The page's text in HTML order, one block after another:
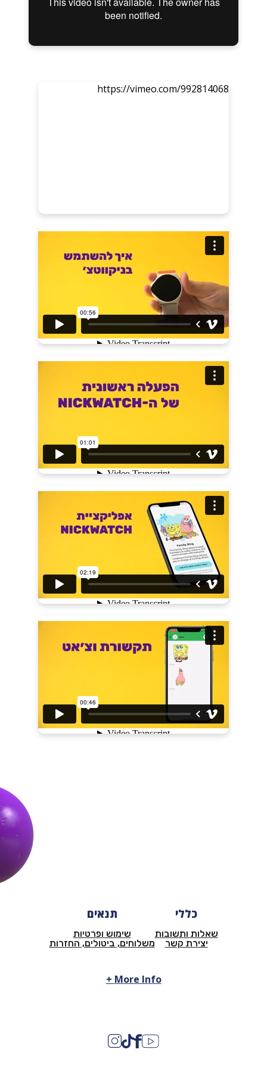
https://vimeo.com/992814068
שאלות ותשובות
יצירת קשר
תנאים
שימוש ופרטיות
משלוחים, ביטולים, החזרות
More Info +